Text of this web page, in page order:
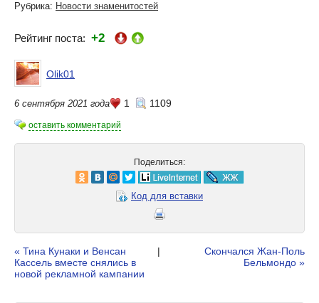
Рубрика: Новости знаменитостей
Рейтинг поста: +2
Olik01
6 сентября 2021 года 1 1109
оставить комментарий
Поделиться:
Код для вставки
« Тина Кунаки и Венсан
Кассель вместе снялись в
новой рекламной кампании
|
Скончался Жан-Поль
Бельмондо »